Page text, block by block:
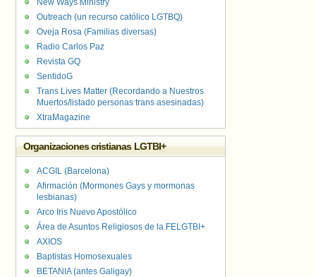
New Ways Ministry
Outreach (un recurso católico LGTBQ)
Oveja Rosa (Familias diversas)
Radio Carlos Paz
Revista GQ
SentidoG
Trans Lives Matter (Recordando a Nuestros
Muertos/listado personas trans asesinadas)
XtraMagazine
Organizaciones cristianas LGTBI+
ACGIL (Barcelona)
Afirmación (Mormones Gays y mormonas
lesbianas)
Arco Iris Nuevo Apostólico
Área de Asuntos Religiosos de la FELGTBI+
AXIOS
Baptistas Homosexuales
BETANIA (antes Galigay)